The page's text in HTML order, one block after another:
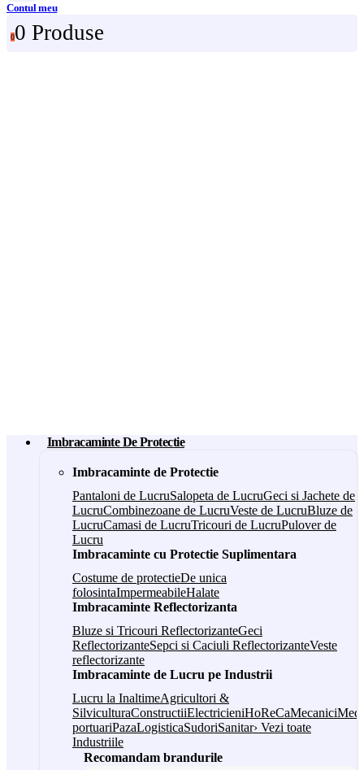
Contul meu
00 Produse
Imbracaminte De Protectie
Imbracaminte de Protectie
Pantaloni de LucruSalopeta de LucruGeci si Jachete de
LucruCombinezoane de LucruVeste de LucruBluze de
LucruCamasi de LucruTricouri de LucruPulover de
Lucru
Imbracaminte cu Protectie Suplimentara
Costume de protectieDe unica
folosintaImpermeabileHalate
Imbracaminte Reflectorizanta
Bluze si Tricouri ReflectorizanteGeci
ReflectorizanteSepci si Caciuli ReflectorizanteVeste
reflectorizante
Imbracaminte de Lucru pe Industrii
Lucru la InaltimeAgricultori &
SilviculturaConstructiiElectricieniHoReCaMecanici
portuariPazaLogisticaSudoriSanitar› Vezi toate
Industriile
Recomandam brandurile